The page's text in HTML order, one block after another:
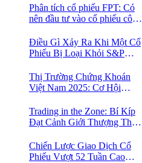
Thị Trường Chứng Khoán
Phân tích cổ phiếu FPT: Có
nên đầu tư vào cổ phiếu công
Điều Gì Xảy Ra Khi Một Cổ
Phiếu Bị Loại Khỏi S&P
Thị Trường Chứng Khoán
Việt Nam 2025: Cơ Hội
Index 🤑
Trading in the Zone: Bí Kíp
Đạt Cảnh Giới Thượng Thừa
Chiến Lược Giao Dịch Cổ
Phiếu Vượt 52 Tuần Cao